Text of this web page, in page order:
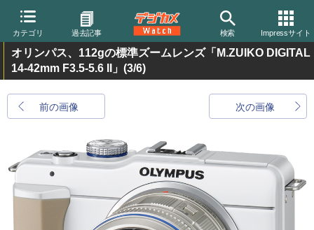
カテゴリ 過去記事 検索 Impressサイト
オリンパス、112gの標準ズームレンズ「M.ZUIKO DIGITAL
14-42mm F3.5-5.6 II」 (3/6)
前の画像 次の画像